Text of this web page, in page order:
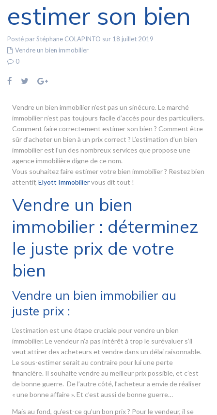
estimer son bien
Posté par Stéphane COLAPINTO sur 18 juillet 2019
Vendre un bien immobilier
0
Vendre un bien immobilier n’est pas un sinécure. Le marché
immobilier n’est pas toujours facile d’accès pour des particuliers.
Comment faire correctement estimer son bien ? Comment être
sûr d’acheter un bien à un prix correct ? L’estimation d’un bien
immobilier est l’un des nombreux services que propose une
agence immobilière digne de ce nom.
Vous souhaitez faire estimer votre bien immobilier ? Restez bien
attentif, Elyott Immobiliervous dit tout !
Vendre un bien
immobilier : déterminez
le juste prix de votre
bien
Vendre un bien immobilier au
juste prix :
L’estimation est une étape cruciale pour vendre un bien
immobilier. Le vendeur n’a pas intérêt à trop le surévaluer s’il
veut attirer des acheteurs et vendre dans un délai raisonnable.
Le sous-estimer serait au contraire pour lui une perte
financière. Il souhaite vendre au meilleur prix possible, et c’est
de bonne guerre. De l’autre côté, l’acheteur a envie de réaliser
« une bonne affaire ». Et c’est aussi de bonne guerre…
Mais au fond, qu’est-ce qu’un bon prix ? Pour le vendeur, il se